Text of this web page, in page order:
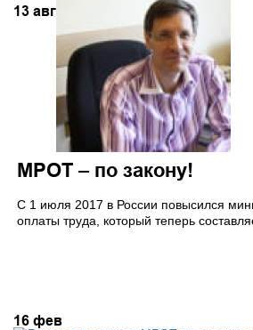
13 авг
МРОТ – по закону!
С 1 июля 2017 в России повысился
оплаты труда, который теперь
16 фев